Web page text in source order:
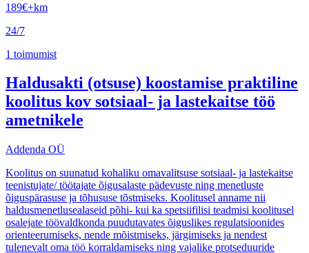
189€+km
24/7
1 toimumist
Haldusakti (otsuse) koostamise praktiline
koolitus kov sotsiaal- ja lastekaitse töö
ametnikele
Addenda OÜ
Koolitus on suunatud kohaliku omavalitsuse sotsiaal- ja lastekaitse
teenistujate/ töötajate õigusalaste pädevuste ning menetluste
õiguspärasuse ja tõhususe tõstmiseks. Koolitusel anname nii
haldusmenetlusealaseid põhi- kui ka spetsiifilisi teadmisi koolitusel
osalejate töövaldkonda puudutavates õiguslikes regulatsioonides
orienteerumiseks, nende mõistmiseks, järgimiseks ja nendest
tulenevalt oma töö korraldamiseks ning vajalike protseduuride